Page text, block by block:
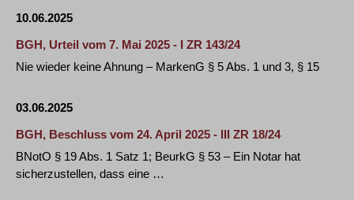
10.06.2025
BGH, Urteil vom 7. Mai 2025 - I ZR 143/24
Nie wieder keine Ahnung – MarkenG § 5 Abs. 1 und 3, § 15
03.06.2025
BGH, Beschluss vom 24. April 2025 - III ZR 18/24
BNotO § 19 Abs. 1 Satz 1; BeurkG § 53 – Ein Notar hat
sicherzustellen, dass eine …